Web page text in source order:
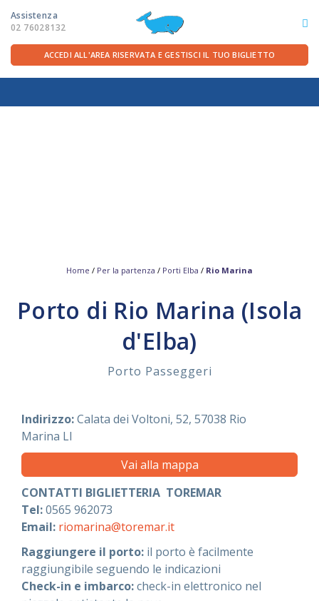
Assistenza
02 76028132
ITA FRA DEU ENG
SERVIZI A BORDO
LA COMPAGNIA
AssistenzaOnline
Assistenza02 76028132
ACCEDI ALL'AREA RISERVATA E GESTISCI IL TUO BIGLIETTO
Home / Per la partenza / Porti Elba / Rio Marina
Porto di Rio Marina (Isola
d'Elba)
Porto Passeggeri
Indirizzo:Calata dei Voltoni, 52, 57038 Rio
Marina LI
Vai alla mappa
CONTATTI BIGLIETTERIA TOREMAR
Tel:0565 962073
Email: riomarina@toremar.it
Raggiungere il porto: il porto è facilmente
raggiungibile seguendo le indicazioni
Check-in e imbarco:check-in elettronico nel